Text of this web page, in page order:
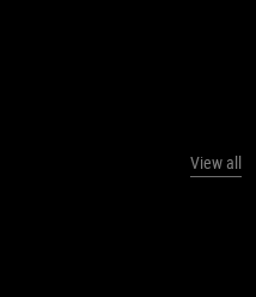
View all